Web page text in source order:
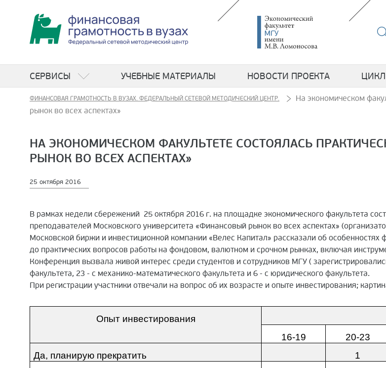
СЕРВИСЫ УЧЕБНЫЕ МАТЕРИАЛЫ НОВОСТИ ПРОЕКТА
ФИНАНСОВАЯ ГРАМОТНОСТЬ В ВУЗАХ. ФЕДЕРАЛЬНЫЙ СЕТЕВОЙ МЕТОДИЧЕСКИЙ ЦЕНТР.
На экономическом
рынок во всех аспектах»
НА ЭКОНОМИЧЕСКОМ ФАКУЛЬТЕТЕ СОСТОЯЛАСЬ
РЫНОК ВО ВСЕХ АСПЕКТАХ»
25 октября 2016
В рамках недели сбережений 25 октября 2016 г. на площадке экономического факультета
преподавателей Московского университета «Финансовый рынок во всех аспектах»
Московской биржи и инвестиционной компании «Велес Капитал» рассказали об
до практических вопросов работы на фондовом, валютном и срочном рынках, включая
Конференция вызвала живой интерес среди студентов и сотрудников МГУ (
факультета, 23 - с механико-математического факультета и 6 - с юридического факультета.
При регистрации участники отвечали на вопрос об их возрасте и опыте инвестирования;
Опыт инвестирования
16-19
20-23
Да, планирую прекратить
1